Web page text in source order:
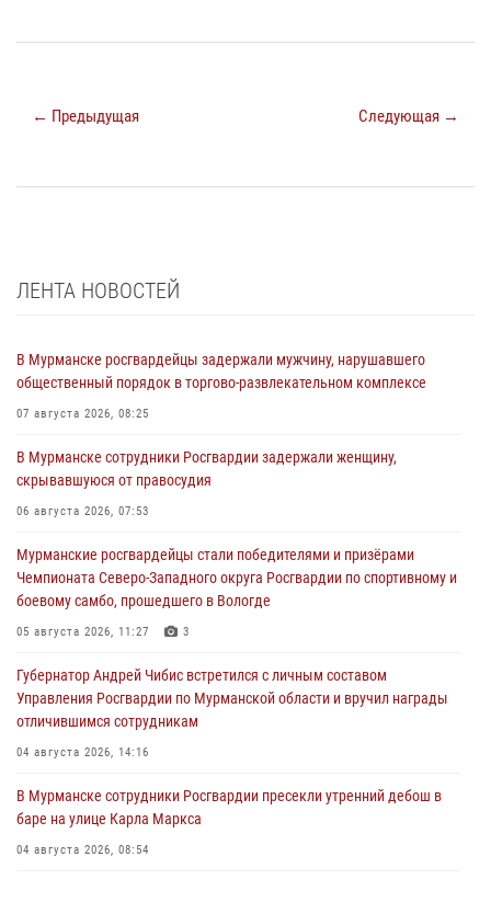
← Предыдущая Следующая →
ЛЕНТА НОВОСТЕЙ
В Мурманске росгвардейцы задержали мужчину, нарушавшего
общественный порядок в торгово-развлекательном комплексе
07 августа 2026, 08:25
В Мурманске сотрудники Росгвардии задержали женщину,
скрывавшуюся от правосудия
06 августа 2026, 07:53
Мурманские росгвардейцы стали победителями и призёрами
Чемпионата Северо-Западного округа Росгвардии по спортивному и
боевому самбо, прошедшего в Вологде
05 августа 2026, 11:27 3
Губернатор Андрей Чибис встретился с личным составом
Управления Росгвардии по Мурманской области и вручил награды
отличившимся сотрудникам
04 августа 2026, 14:16
В Мурманске сотрудники Росгвардии пресекли утренний дебош в
баре на улице Карла Маркса
04 августа 2026, 08:54